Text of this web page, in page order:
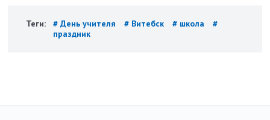
Теги: # День учителя # Витебск # школа
#
праздник